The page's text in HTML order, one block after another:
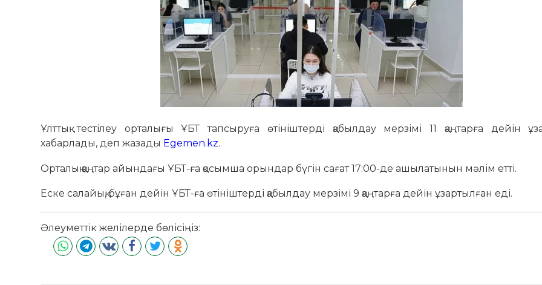
Ұлттық тестілеу орталығы ҰБТ тапсыруға өтініштерді қабылдау мерзімі 11 қаңтарға дейін
хабарлады, деп жазады Egemen.kz.
Орталық қаңтар айындағы ҰБТ-ға қосымша орындар бүгін сағат 17:00-де ашылатынын мәлім етті.
Еске салайық, бұған дейін ҰБТ-ға өтініштерді қабылдау мерзімі 9 қаңтарға дейін ұзартылған еді.
Әлеуметтік желілерде бөлісіңіз: